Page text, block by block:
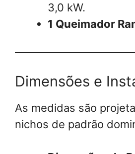
3,0 kW.
1 Queimador
Dimensões e
As medidas são
nichos de padrão